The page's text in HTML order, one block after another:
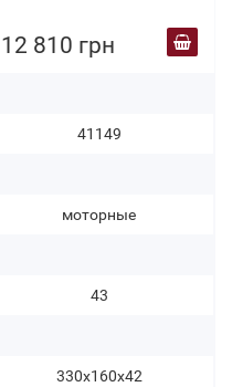
12 810 грн
41149
моторные
43
330х160х42